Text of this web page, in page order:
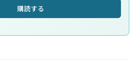
購読する